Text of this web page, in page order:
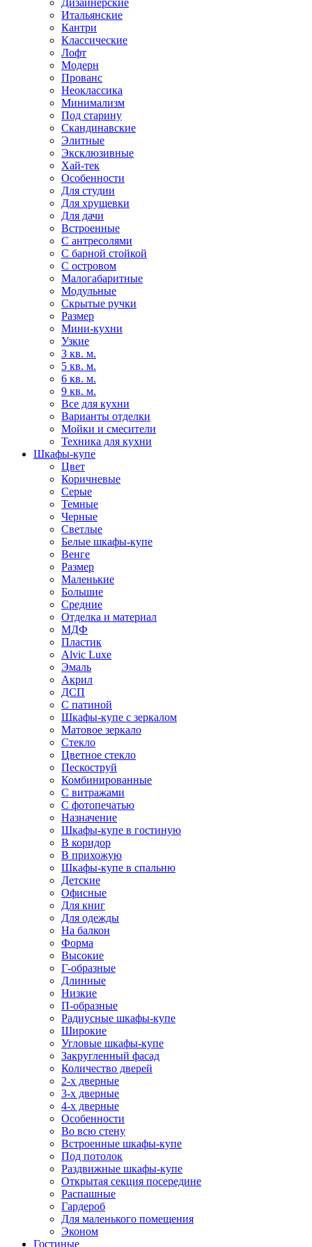
Дизайнерские
Итальянские
Кантри
Классические
Лофт
Модерн
Прованс
Неоклассика
Минимализм
Под старину
Скандинавские
Элитные
Эксклюзивные
Хай-тек
Особенности
Для студии
Для хрущевки
Для дачи
Встроенные
С антресолями
С барной стойкой
С островом
Малогабаритные
Модульные
Скрытые ручки
Размер
Мини-кухни
Узкие
3 кв. м.
5 кв. м.
6 кв. м.
9 кв. м.
Все для кухни
Варианты отделки
Мойки и смесители
Техника для кухни
Шкафы-купе
Цвет
Коричневые
Серые
Темные
Черные
Светлые
Белые шкафы-купе
Венге
Размер
Маленькие
Большие
Средние
Отделка и материал
МДФ
Пластик
Alvic Luxe
Эмаль
Акрил
ДСП
С патиной
Шкафы-купе с зеркалом
Матовое зеркало
Стекло
Цветное стекло
Пескоструй
Комбинированные
С витражами
С фотопечатью
Назначение
Шкафы-купе в гостиную
В коридор
В прихожую
Шкафы-купе в спальню
Детские
Офисные
Для книг
Для одежды
На балкон
Форма
Высокие
Г-образные
Длинные
Низкие
П-образные
Радиусные шкафы-купе
Широкие
Угловые шкафы-купе
Закругленный фасад
Количество дверей
2-х дверные
3-х дверные
4-х дверные
Особенности
Во всю стену
Встроенные шкафы-купе
Под потолок
Раздвижные шкафы-купе
Открытая секция посередине
Распашные
Гардероб
Для маленького помещения
Эконом
Гостиные